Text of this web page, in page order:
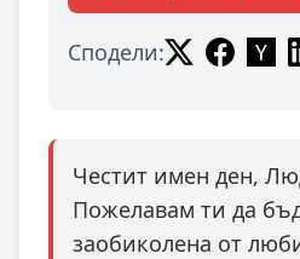
Сподели:
Честит имен ден,
Пожелавам ти да
заобиколена от